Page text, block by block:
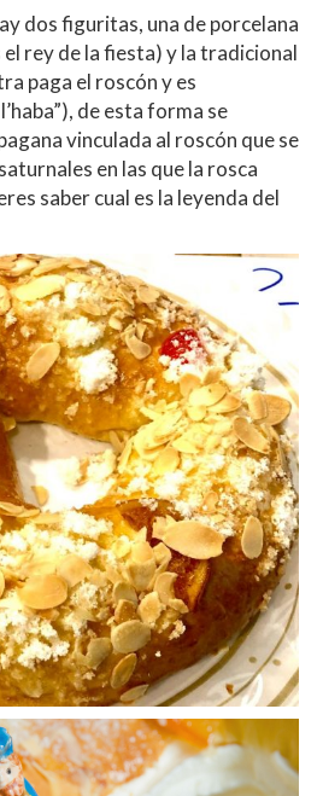
dos figuritas, una de porcelana
el rey de la fiesta) y la tradicional
paga el roscón y es
de esta forma se
vinculada al roscón que se
en las que la rosca
saber cual es la leyenda del